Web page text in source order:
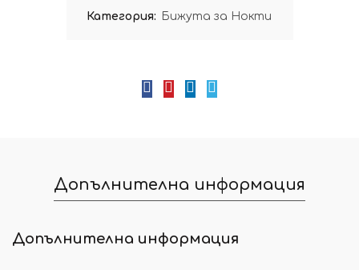
Категория: Бижута за Нокти
Допълнителна информация
Допълнителна информация